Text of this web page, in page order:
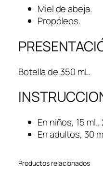
Miel de abeja.
Propóleos.
Botella de 350 mL.
En niños, 15
En adultos, 30
Productos relacionados